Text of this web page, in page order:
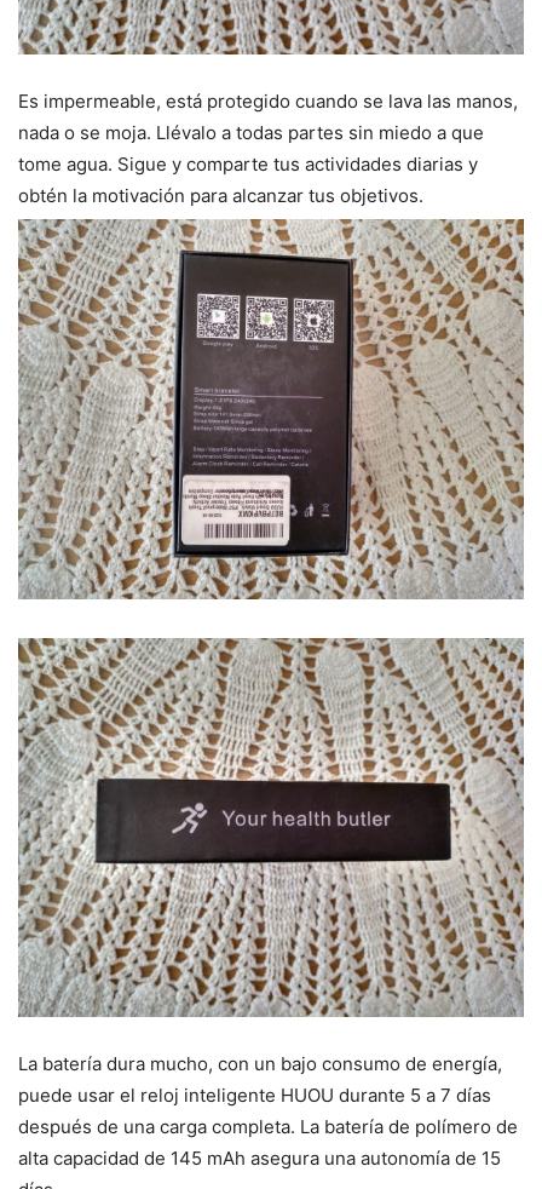
Es impermeable, está protegido cuando se lava las manos,
nada o se moja. Llévalo a todas partes sin miedo a que
tome agua. Sigue y comparte tus actividades diarias y
obtén la motivación para alcanzar tus objetivos.
La batería dura mucho, con un bajo consumo de energía,
puede usar el reloj inteligente HUOU durante 5 a 7 días
después de una carga completa. La batería de polímero de
alta capacidad de 145 mAh asegura una autonomía de 15